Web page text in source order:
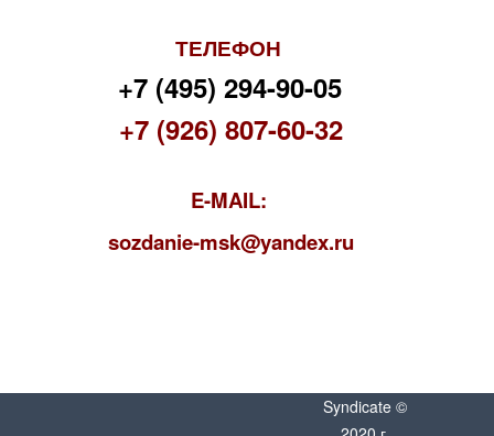
ТЕЛЕФОН
+7 (495) 294-90-05
+7 (926) 807-60-32
E-MAIL:
sozdanie-msk@yandex.ru
Syndicate ©